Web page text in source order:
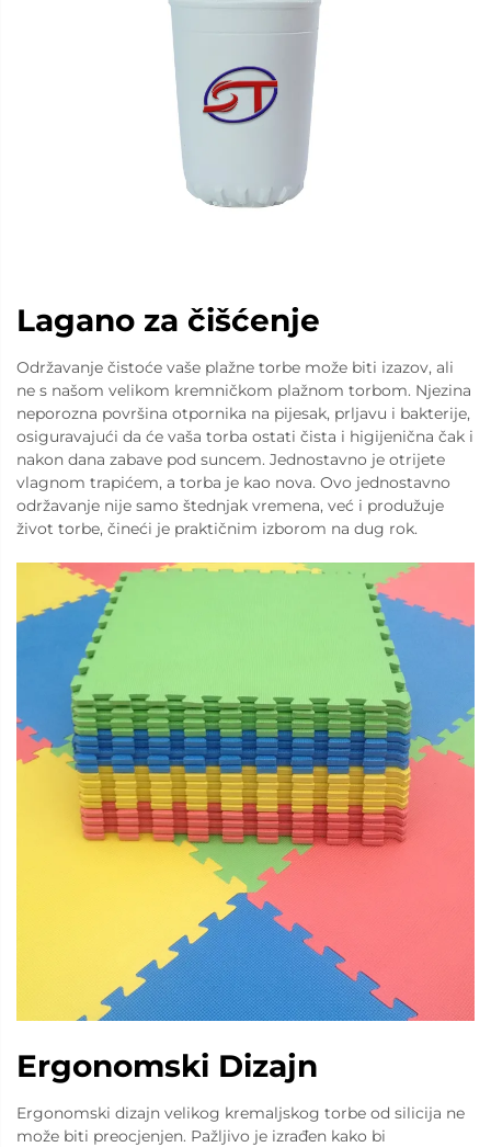
Lagano za čišćenje
Održavanje čistoće vaše plažne torbe može biti izazov, ali
ne s našom velikom kremničkom plažnom torbom. Njezina
neporozna površina otpornika na pijesak, prljavu i bakterije,
osiguravajući da će vaša torba ostati čista i higijenična čak i
nakon dana zabave pod suncem. Jednostavno je otrijete
vlagnom trapićem, a torba je kao nova. Ovo jednostavno
održavanje nije samo štednjak vremena, već i produžuje
život torbe, čineći je praktičnim izborom na dug rok.
Ergonomski Dizajn
Ergonomski dizajn velikog kremaljskog torbe od silicija ne
može biti preocjenjen. Pažljivo je izrađen kako bi